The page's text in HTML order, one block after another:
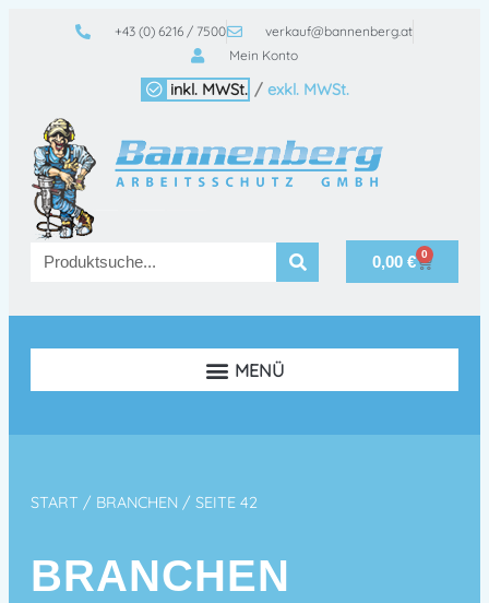
+43 (0) 6216 / 7500
verkauf@bannenberg.at
Mein Konto
inkl. MWSt. / exkl. MWSt.
0,00 € 0
START / BRANCHEN / SEITE 42
BRANCHEN